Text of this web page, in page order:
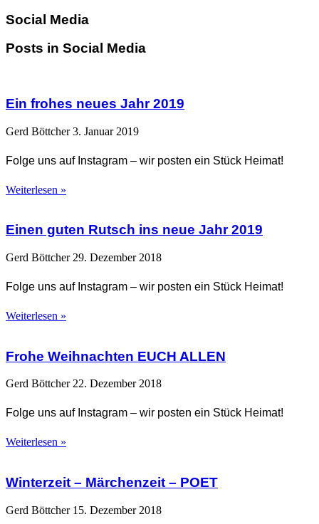
Social Media
Posts in Social Media
Ein frohes neues Jahr 2019
Gerd Böttcher3. Januar 2019
Folge uns auf Instagram – wir posten ein Stück Heimat!
Weiterlesen »
Einen guten Rutsch ins neue Jahr 2019
Gerd Böttcher 29. Dezember 2018
Folge uns auf Instagram – wir posten ein Stück Heimat!
Weiterlesen »
Frohe Weihnachten EUCH ALLEN
Gerd Böttcher22. Dezember 2018
Folge uns auf Instagram – wir posten ein Stück Heimat!
Weiterlesen »
Winterzeit – Märchenzeit – POET
Gerd Böttcher 15. Dezember 2018